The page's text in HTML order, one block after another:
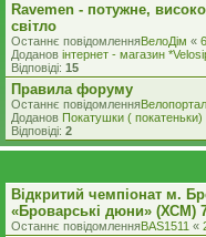
Ravemen - потужне,
світло
Останнє повідомленняВелоДім «
Доданов iнтернет - магазин
Відповіді: 15
Правила форуму
Останнє повідомленняВелопортал
Доданов Покатушки ( покатеньки)
Відповіді: 2
Відкритий чемпіонат м.
«Броварські дюни» (ХСМ)
Останнє повідомленняBAS1511 «